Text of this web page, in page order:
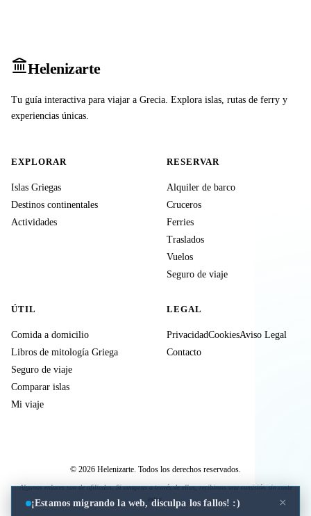
¡Estamos migrando la web, disculpa los fallos! :) ×
Helenizarte
Tu guía interactiva para viajar a Grecia. Explora islas, rutas de ferry y
experiencias únicas.
EXPLORAR
Islas Griegas
Destinos continentales
Actividades
RESERVAR
Alquiler de barco
Cruceros
Ferries
Traslados
Vuelos
Seguro de viaje
ÚTIL
Comida a domicilio
Libros de mitología Griega
Seguro de viaje
Comparar islas
Mi viaje
LEGAL
PrivacidadCookiesAviso Legal
Contacto
© 2026 Helenizarte. Todos los derechos reservados.
Algunos enlaces son de afiliados. Si compras a través de ellos, recibimos una comisión sin coste
extra.